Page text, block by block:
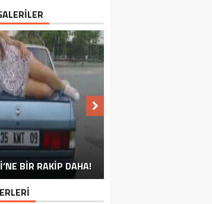
BİR RAKİP DAHA!
BAYRAMI’ CAPSLERİ!
ESNAF GÖRDÜNÜZ
MÜ?
HIZAN
BITLIS
TATVAN
GÜROYMAK
AHLAT
ADILCEVAZ
MUTKI